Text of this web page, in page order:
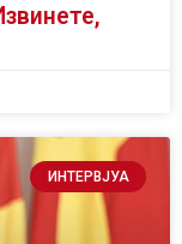
ИНТЕРВЈУА